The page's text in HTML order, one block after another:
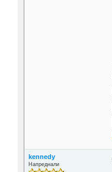
kennedy
Напреднали